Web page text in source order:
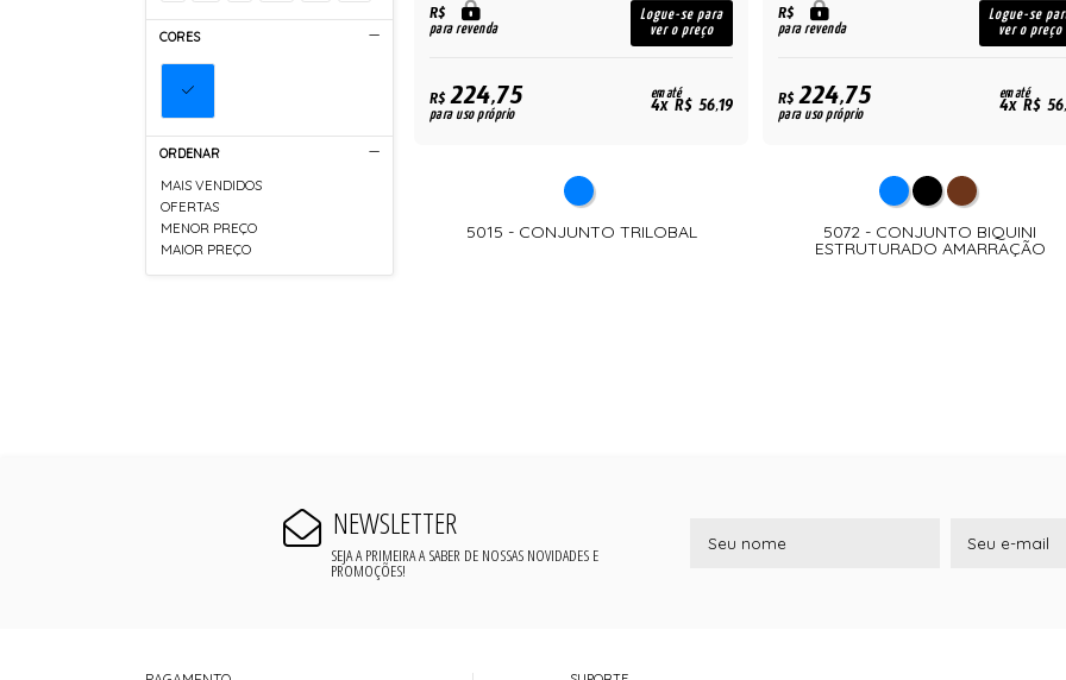
CORES
ORDENAR
MAIS VENDIDOS
OFERTAS
MENOR PREÇO
MAIOR PREÇO
R$
para revenda
Logue-se para
ver o preço
R$224,75
para uso próprio
em até
4x R$ 56,19
5015 - CONJUNTO TRILOBAL
R$
para revenda
Logue-se
ver o preço
R$224,75
para uso próprio
em até
4x R$
5072 - CONJUNTO BIQUINI
ESTRUTURADO AMARRAÇÃO
NEWSLETTER
SEJA A PRIMEIRA A SABER DE NOSSAS NOVIDADES E
PROMOÇÕES!